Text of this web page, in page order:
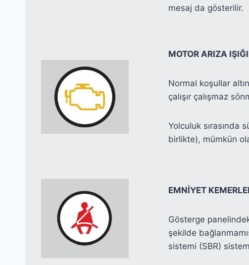
mesaj da gösterilir.
MOTOR ARIZA IŞIĞI
Normal koşullar
çalışır çalışmaz
Yolculuk sırasında
birlikte), mümkün
EMNİYET
Gösterge
şekilde
sistemi (SBR)